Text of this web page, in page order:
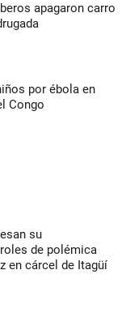
apagaron carro
por ébola en
Congo
su
de polémica
en cárcel de Itagüí